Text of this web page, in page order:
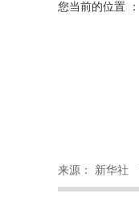
您当前的位置 ：
来源： 新华社